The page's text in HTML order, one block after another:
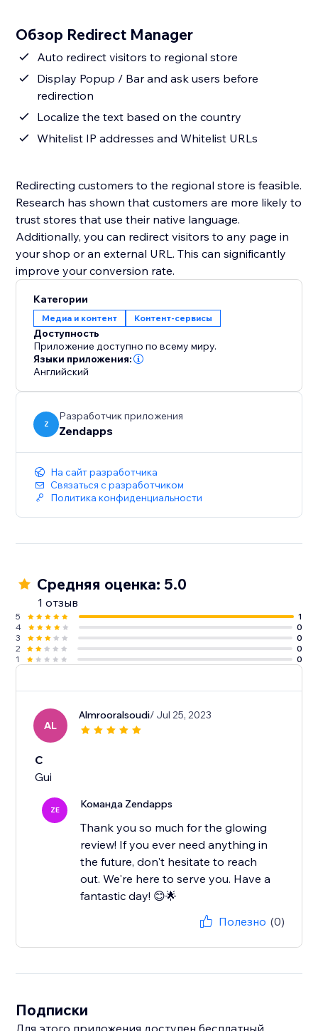
Обзор Redirect Manager
Auto redirect visitors to regional store
Display Popup / Bar and ask users before
redirection
Localize the text based on the country
Whitelist IP addresses and Whitelist URLs
Redirecting customers to the regional store is feasible.
Research has shown that customers are more likely to
trust stores that use their native language.
Additionally, you can redirect visitors to any page in
your shop or an external URL. This can significantly
improve your conversion rate.
Категории
Медиа и контент Контент-сервисы
Доступность
Приложение доступно по всему миру.
Языки приложения:
Английский
Z
Разработчик приложения
Zendapps
На сайт разработчика
Связаться с разработчиком
Политика конфиденциальности
Средняя оценка: 5.0
1 отзыв
5
1
4
0
3
0
2
0
1
0
AL
Almrooralsoudi/ Jul 25, 2023
C
Gui
ZE Команда Zendapps
Thank you so much for the glowing
review! If you ever need anything in
the future, don't hesitate to reach
out. We're here to serve you. Have a
fantastic day! 😊🌟
Полезно (0)
Подписки